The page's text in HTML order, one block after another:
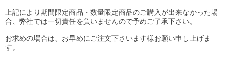
上記により期間限定商品・数量限定商品のご購入が出来なかった場
合、弊社では一切責任を負いませんので予めご了承下さい。
お求めの場合は、お早めにご注文下さいます様お願い申し上げま
す。